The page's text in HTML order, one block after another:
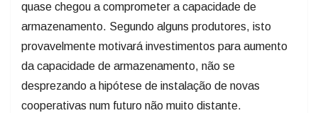
quase chegou a comprometer a capacidade de
armazenamento. Segundo alguns produtores, isto
provavelmente motivará investimentos para aumento
da capacidade de armazenamento, não se
desprezando a hipótese de instalação de novas
cooperativas num futuro não muito distante.